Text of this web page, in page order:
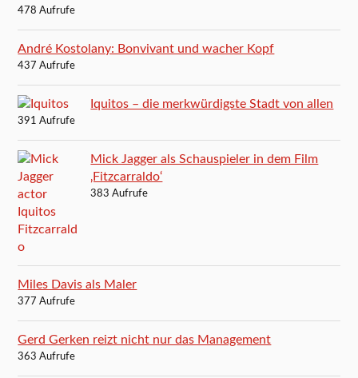
478 Aufrufe
André Kostolany: Bonvivant und wacher Kopf
437 Aufrufe
Iquitos – die merkwürdigste Stadt von allen
391 Aufrufe
Mick Jagger als Schauspieler in dem Film
‚Fitzcarraldo‘
383 Aufrufe
Miles Davis als Maler
377 Aufrufe
Gerd Gerken reizt nicht nur das Management
363 Aufrufe